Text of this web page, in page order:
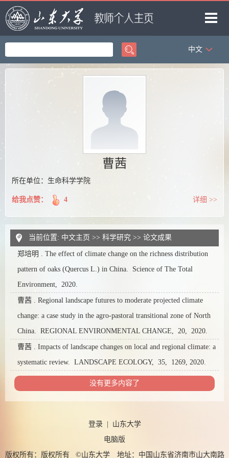
首页
教师博客
中文
曹茜
所在单位：生命科学学院
给我点赞： 4 详细 >>
当前位置: 中文主页 >> 科学研究 >> 论文成果
郑培明 . The effect of climate change on the richness distribution
pattern of oaks (Quercus L.) in China. Science of The Total
Environment, 2020.
曹茜 . Regional landscape futures to moderate projected climate
change: a case study in the agro-pastoral transitional zone of North
China. REGIONAL ENVIRONMENTAL CHANGE, 20, 2020.
曹茜 . Impacts of landscape changes on local and regional climate: a
systematic review. LANDSCAPE ECOLOGY, 35, 1269, 2020.
没有更多内容了
登录| 山东大学
电脑版
版权所有：版权所有 ©山东大学 地址：中国山东省济南市山大南路